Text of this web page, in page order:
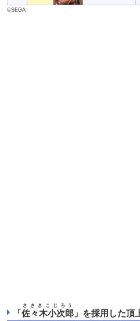
©SEGA
「佐々木小次郎
ささきこじろう
」を採用した頂